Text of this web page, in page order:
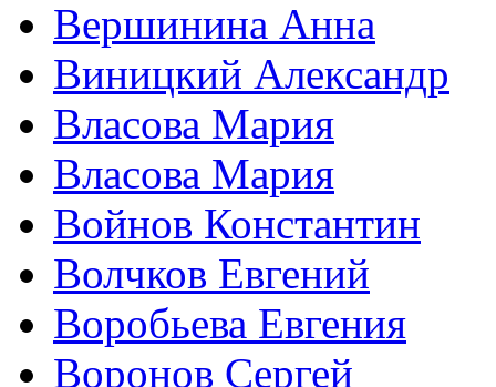
Вершинина Анна
Виницкий Александр
Власова Мария
Власова Мария
Войнов Константин
Волчков Евгений
Воробьева Евгения
Воронов Сергей